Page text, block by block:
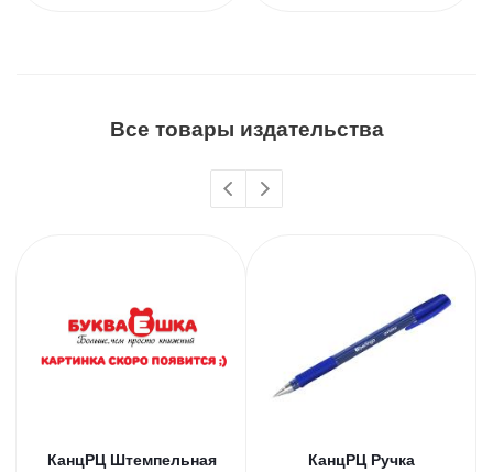
Все товары издательства
КанцРЦ Штемпельная
КанцРЦ Ручка